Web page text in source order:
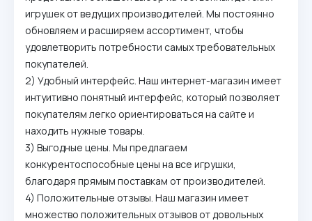
игрушек от ведущих производителей. Мы постоянно
обновляем и расширяем ассортимент, чтобы
удовлетворить потребности самых требовательных
покупателей.
2) Удобный интерфейс. Наш интернет-магазин имеет
интуитивно понятный интерфейс, который позволяет
покупателям легко ориентироваться на сайте и
находить нужные товары.
3) Выгодные цены. Мы предлагаем
конкурентоспособные цены на все игрушки,
благодаря прямым поставкам от производителей.
4) Положительные отзывы. Наш магазин имеет
множество положительных отзывов от довольных